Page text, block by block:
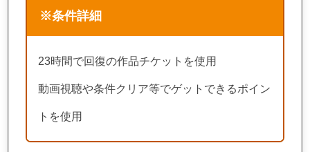
※条件詳細
23時間で回復の作品チケットを使用
動画視聴や条件クリア等でゲットできるポイン
トを使用